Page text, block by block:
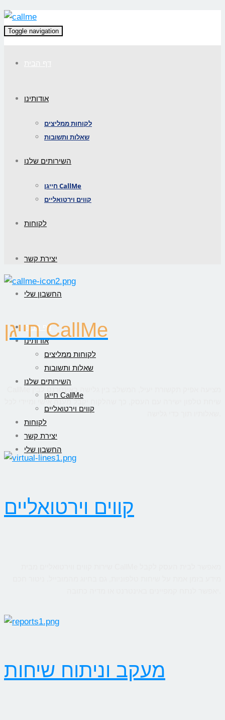
Toggle navigation
אודותינו
לקוחות ממליצים
שאלות ותשובות
השירותים שלנו
חייגן CallMe
קווים וירטואליים
לקוחות
יצירת קשר
החשבון שלי
דף הבית
אודותינו
לקוחות ממליצים
שאלות ותשובות
השירותים שלנו
חייגן CallMe
קווים וירטואליים
לקוחות
יצירת קשר
החשבון שלי
חייגן CallMe
שיחת טלפון ישירה עם העסק, כך שהלקוח יקבל מענה אישי ומיידי לכל
קווים וירטואליים
מעקב וניתוח שיחות